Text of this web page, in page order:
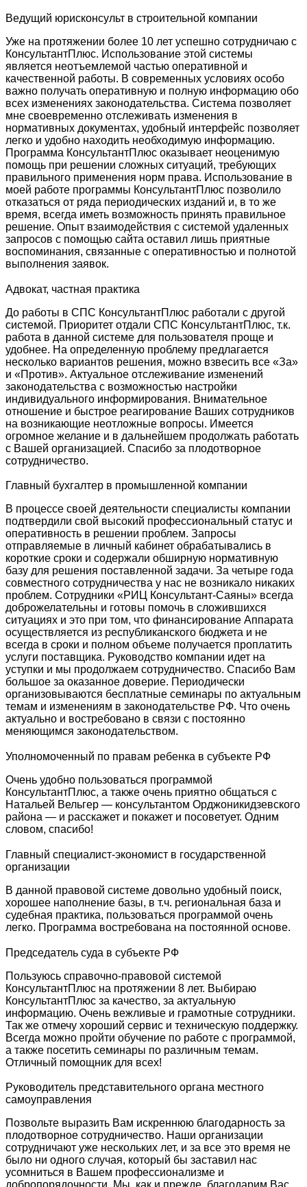
Ведущий юрисконсульт в строительной компании
Уже на протяжении более 10 лет успешно сотрудничаю с
КонсультантПлюс. Использование этой системы
является неотъемлемой частью оперативной и
качественной работы. В современных условиях особо
важно получать оперативную и полную информацию обо
всех изменениях законодательства. Система позволяет
мне своевременно отслеживать изменения в
нормативных документах, удобный интерфейс позволяет
легко и удобно находить необходимую информацию.
Программа КонсультантПлюс оказывает неоценимую
помощь при решении сложных ситуаций, требующих
правильного применения норм права. Использование в
моей работе программы КонсультантПлюс позволило
отказаться от ряда периодических изданий и, в то же
время, всегда иметь возможность принять правильное
решение. Опыт взаимодействия с системой удаленных
запросов с помощью сайта оставил лишь приятные
воспоминания, связанные с оперативностью и полнотой
выполнения заявок.
Адвокат, частная практика
До работы в СПС КонсультантПлюс работали с другой
системой. Приоритет отдали СПС КонсультантПлюс, т.к.
работа в данной системе для пользователя проще и
удобнее. На определенную проблему предлагается
несколько вариантов решения, можно взвесить все «За»
и «Против». Актуальное отслеживание изменений
законодательства с возможностью настройки
индивидуального информирования. Внимательное
отношение и быстрое реагирование Ваших сотрудников
на возникающие неотложные вопросы. Имеется
огромное желание и в дальнейшем продолжать работать
с Вашей организацией. Спасибо за плодотворное
сотрудничество.
Главный бухгалтер в промышленной компании
В процессе своей деятельности специалисты компании
подтвердили свой высокий профессиональный статус и
оперативность в решении проблем. Запросы
отправляемые в личный кабинет обрабатывались в
короткие сроки и содержали обширную нормативную
базу для решения поставленной задачи. За четыре года
совместного сотрудничества у нас не возникало никаких
проблем. Сотрудники «РИЦ Консультант-Саяны» всегда
доброжелательны и готовы помочь в сложившихся
ситуациях и это при том, что финансирование Аппарата
осуществляется из республиканского бюджета и не
всегда в сроки и полном объеме получается проплатить
услуги поставщика. Руководство компании идет на
уступки и мы продолжаем сотрудничество. Спасибо Вам
большое за оказанное доверие. Периодически
организовываются бесплатные семинары по актуальным
темам и изменениям в законодательстве РФ. Что очень
актуально и востребовано в связи с постоянно
меняющимся законодательством.
Уполномоченный по правам ребенка в субъекте РФ
Очень удобно пользоваться программой
КонсультантПлюс, а также очень приятно общаться с
Натальей Вельгер — консультантом Орджоникидзевского
района — и расскажет и покажет и посоветует. Одним
словом, спасибо!
Главный специалист-экономист в государственной
организации
В данной правовой системе довольно удобный поиск,
хорошее наполнение базы, в т.ч. региональная база и
судебная практика, пользоваться программой очень
легко. Программа востребована на постоянной основе.
Председатель суда в субъекте РФ
Пользуюсь справочно-правовой системой
КонсультантПлюс на протяжении 8 лет. Выбираю
КонсультантПлюс за качество, за актуальную
информацию. Очень вежливые и грамотные сотрудники.
Так же отмечу хороший сервис и техническую поддержку.
Всегда можно пройти обучение по работе с программой,
а также посетить семинары по различным темам.
Отличный помощник для всех!
Руководитель представительного органа местного
самоуправления
Позвольте выразить Вам искреннюю благодарность за
плодотворное сотрудничество. Наши организации
сотрудничают уже нескольких лет, и за все это время не
было ни одного случая, который бы заставил нас
усомниться в Вашем профессионализме и